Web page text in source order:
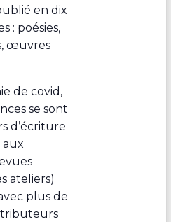
en dix
: poésies,
œuvres
de covid,
se sont
d’écriture
aux
ateliers)
plus de